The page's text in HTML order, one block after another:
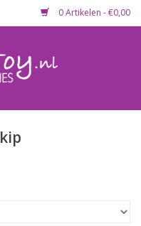
0 Artikelen - €0,00